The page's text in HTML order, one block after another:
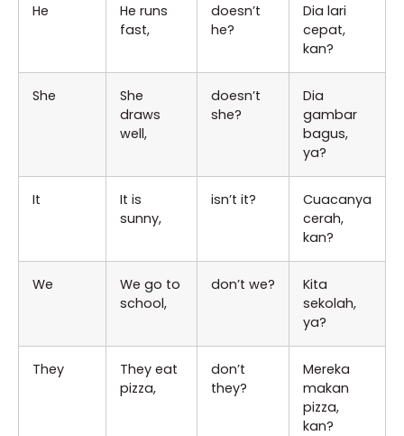
He
He runs
fast,
doesn’t
he?
Dia lari
cepat,
kan?
She
She
draws
well,
doesn’t
she?
Dia
gambar
bagus,
ya?
It
It is
sunny,
isn’t it?
Cuacanya
cerah,
kan?
We
We go to
school,
don’t we?
Kita
sekolah,
ya?
They
They eat
pizza,
don’t
they?
Mereka
makan
pizza,
kan?